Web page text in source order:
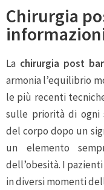
Chirurgia
La chirurgia post
armonia l’equilibrio
le più recenti
sulle priorità di ogni
del corpo dopo un
un elemento
dell’obesità. I
in diversi momenti